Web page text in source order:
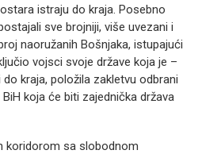
istraju do kraja. Posebno
sve brojniji, više uvezani i
naoružanih Bošnjaka, istupajući
vojsci svoje države koja je –
kraja, položila zakletvu odbrani
koja će biti zajednička država
koridorom sa slobodnom